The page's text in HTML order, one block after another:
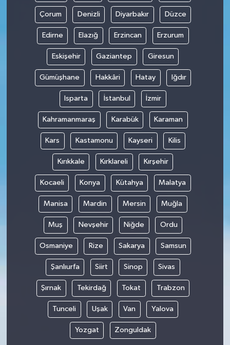
Çorum Denizli Diyarbakır Düzce
Edirne Elazığ Erzincan Erzurum
Eskişehir Gaziantep Giresun
Gümüşhane Hakkâri Hatay Iğdır
Isparta İstanbul İzmir
Kahramanmaraş Karabük Karaman
Kars Kastamonu Kayseri Kilis
Kırıkkale Kırklareli Kırşehir
Kocaeli Konya Kütahya Malatya
Manisa Mardin Mersin Muğla
Muş Nevşehir Niğde Ordu
Osmaniye Rize Sakarya Samsun
Şanlıurfa Siirt Sinop Sivas
Şırnak Tekirdağ Tokat Trabzon
Tunceli Uşak Van Yalova
Yozgat Zonguldak